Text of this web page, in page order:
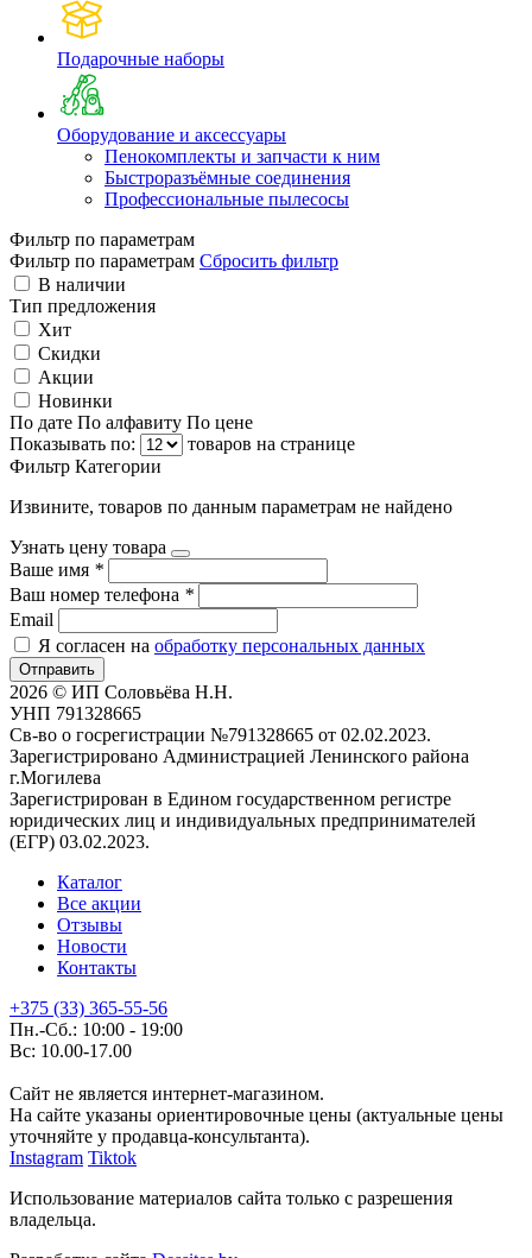
Подарочные наборы
Оборудование и аксессуары
Пенокомплекты и запчасти к ним
Быстроразъёмные соединения
Профессиональные пылесосы
Фильтр по параметрам
Фильтр по параметрам Сбросить фильтр
В наличии
Тип предложения
Хит
Скидки
Акции
Новинки
По дате По алфавиту По цене
Показывать по:
товаров на странице
Фильтр Категории
Извините, товаров по данным параметрам не найдено
Узнать цену товара
Ваше имя *
Ваш номер телефона *
Email
Я согласен на обработку персональных данных
Отправить
2026 © ИП Соловьёва Н.Н.
УНП 791328665
Св-во о госрегистрации №791328665 от 02.02.2023.
Зарегистрировано Администрацией Ленинского района
г.Могилева
Зарегистрирован в Едином государственном регистре
юридических лиц и индивидуальных предпринимателей
(ЕГР) 03.02.2023.
Каталог
Все акции
Отзывы
Новости
Контакты
+375 (33) 365-55-56
Пн.-Сб.: 10:00 - 19:00
Вс: 10.00-17.00
Сайт не является интернет-магазином.
На сайте указаны ориентировочные цены (актуальные цены
уточняйте у продавца-консультанта).
Instagram Tiktok
Использование материалов сайта только с разрешения
владельца.